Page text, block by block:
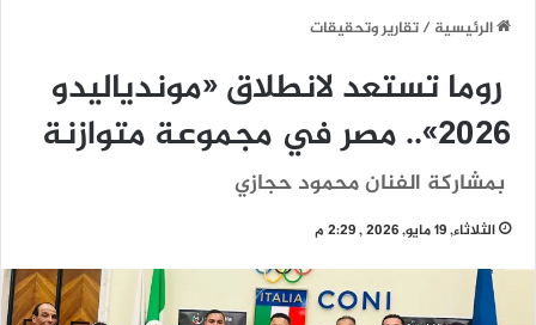
الرئيسية/تقارير وتحقيقات
روما تستعد لانطلاق «موندياليدو
2026».. مصر في مجموعة متوازنة
بمشاركة الفنان محمود حجازي
الثلاثاء, 19 مايو, 2026 , 2:29 م